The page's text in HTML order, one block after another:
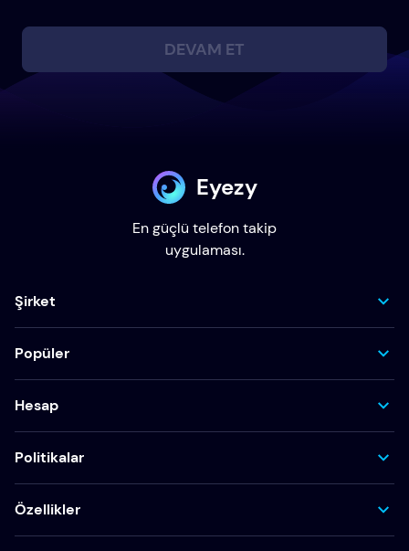
DEVAM ET
Eyezy
En güçlü telefon takip
uygulaması.
Şirket
Popüler
Hesap
Politikalar
Özellikler